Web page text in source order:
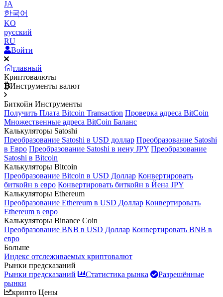
JA
한국어
KO
русский
RU
Войти
главный
Криптовалюты
Инструменты валют
Биткойн Инструменты
Получить Плата Bitcoin Transaction Проверка адреса BitCoin
Множественные адреса BitCoin Баланс
Калькуляторы Satoshi
Преобразование Satoshi в USD доллар Преобразование Satoshi
в Евро Преобразование Satoshi в иену JPY Преобразование
Satoshi в Bitcoin
Калькуляторы Bitcoin
Преобразование Bitcoin в USD Доллар Конвертировать
биткойн в евро Конвертировать биткойн в Йена JPY
Калькуляторы Ethereum
Преобразование Ethereum в USD Доллар Конвертировать
Ethereum в евро
Калькуляторы Binance Coin
Преобразование BNB в USD Доллар Конвертировать BNB в
евро
Больше
Индекс отслеживаемых криптовалют
Рынки предсказаний
Рынки предсказаний
Статистика рынка
Разрешённые
рынки
крипто Цены